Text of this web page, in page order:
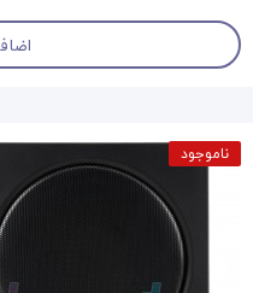
ناموجود